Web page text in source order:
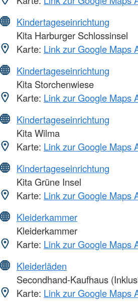
Kindertageseinrichtung
Kita Harburger Schlossinsel
Karte: Link zur Google Maps
Kindertageseinrichtung
Kita Storchenwiese
Karte: Link zur Google Maps
Kindertageseinrichtung
Kita Wilma
Karte: Link zur Google Maps
Kindertageseinrichtung
Kita Grüne Insel
Karte: Link zur Google Maps
Kleiderkammer
Kleiderkammer
Karte: Link zur Google Maps
Kleiderläden
Secondhand-Kaufhaus
Karte: Link zur Google Maps